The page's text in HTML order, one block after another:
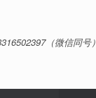
（微信同号）